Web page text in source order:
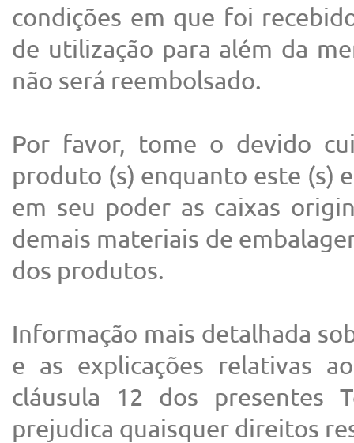
condições em que foi
de utilização para além da
não será reembolsado.
Por favor, tome o devido
produto (s) enquanto este (s)
em seu poder as caixas
demais materiais de
dos produtos.
Informação mais detalhada
e as explicações relativas
cláusula 12 dos presentes
prejudica quaisquer direitos